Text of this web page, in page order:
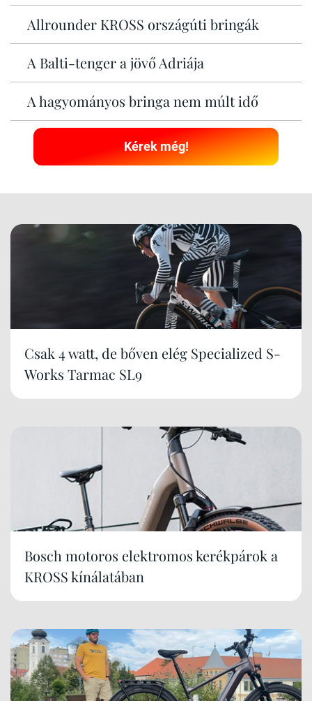
Allrounder KROSS országúti bringák
A Balti-tenger a jövő Adriája
A hagyományos bringa nem múlt idő
Kérek még!
Csak 4 watt, de bőven elég Specialized S-
Works Tarmac SL9
Bosch motoros elektromos kerékpárok a
KROSS kínálatában